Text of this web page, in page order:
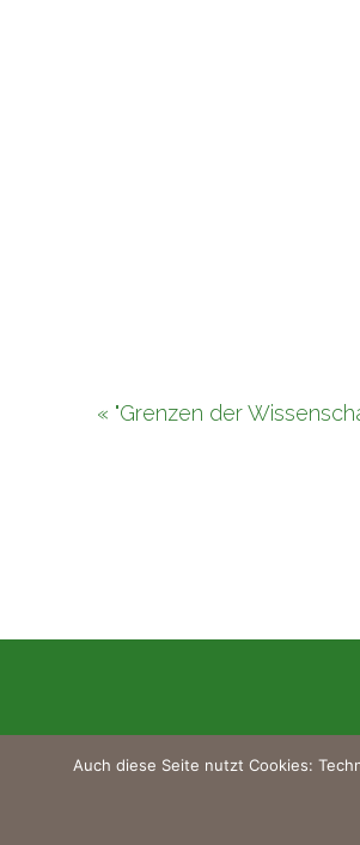
« "Grenzen der
Wir erzählen Bilder.
Auch diese Seite nutzt Cookies: